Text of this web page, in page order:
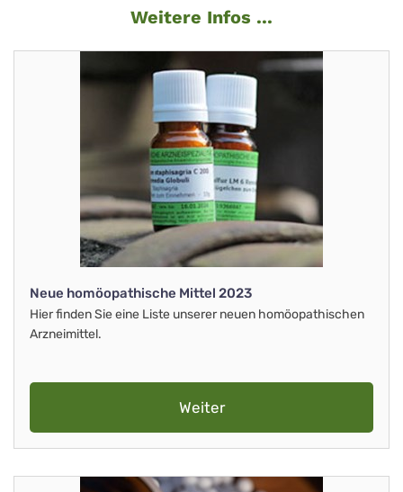
Weitere Infos ...
Neue homöopathische Mittel 2023
Hier finden Sie eine Liste unserer neuen homöopathischen
Arzneimittel.
Weiter